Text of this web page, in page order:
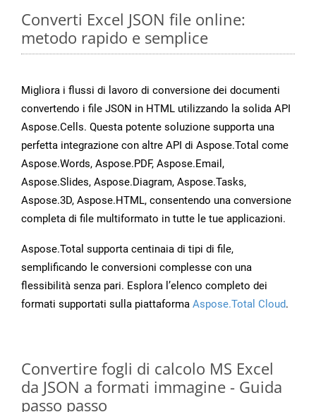
Converti Excel JSON file online:
metodo rapido e semplice
Migliora i flussi di lavoro di conversione dei documenti
convertendo i file JSON in HTML utilizzando la solida API
Aspose.Cells. Questa potente soluzione supporta una
perfetta integrazione con altre API di Aspose.Total come
Aspose.Words, Aspose.PDF, Aspose.Email,
Aspose.Slides, Aspose.Diagram, Aspose.Tasks,
Aspose.3D, Aspose.HTML, consentendo una conversione
completa di file multiformato in tutte le tue applicazioni.
Aspose.Total supporta centinaia di tipi di file,
semplificando le conversioni complesse con una
flessibilità senza pari. Esplora l’elenco completo dei
formati supportati sulla piattaforma Aspose.Total Cloud.
Convertire fogli di calcolo MS Excel
da JSON a formati immagine - Guida
passo passo